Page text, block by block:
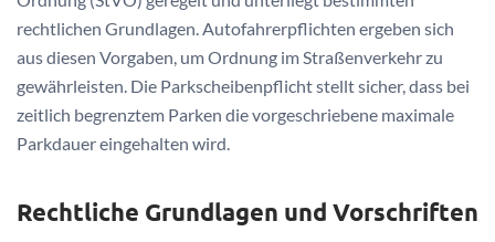
rechtlichen Grundlagen. Autofahrerpflichten ergeben sich
aus diesen Vorgaben, um Ordnung im Straßenverkehr zu
gewährleisten. Die Parkscheibenpflicht stellt sicher, dass bei
zeitlich begrenztem Parken die vorgeschriebene maximale
Parkdauer eingehalten wird.
Rechtliche Grundlagen und Vorschriften